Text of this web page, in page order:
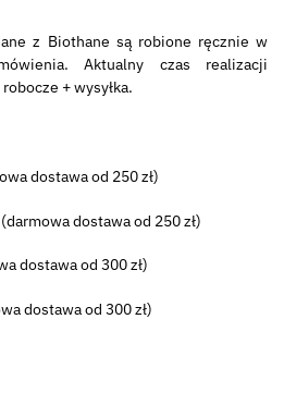
z Biothane są robione ręcznie w
Aktualny czas realizacji
+ wysyłka.
dostawa od 250 zł)
dostawa od 250 zł)
dostawa od 300 zł)
dostawa od 300 zł)